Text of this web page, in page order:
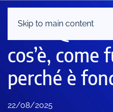
Skip to main content
Audit
cos’è, come
perché è
22/08/2025